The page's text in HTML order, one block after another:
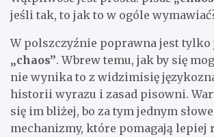
jeśli tak, to jak to w ogóle
W polszczyźnie poprawna jest tylko
„chaos”. Wbrew temu, jak by się
nie wynika to z widzimisię
historii wyrazu i zasad pisowni.
się im bliżej, bo za tym jednym
mechanizmy, które pomagają lepiej